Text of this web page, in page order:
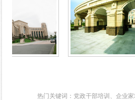
热门关键词：党政干部培训、企业